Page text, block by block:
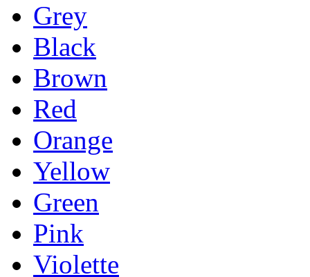
Grey
Black
Brown
Red
Orange
Yellow
Green
Pink
Violette